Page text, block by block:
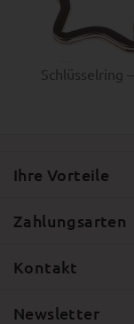
Schlüsselring
Ihre Vorteile
Zahlungsarten
Kontakt
Newsletter